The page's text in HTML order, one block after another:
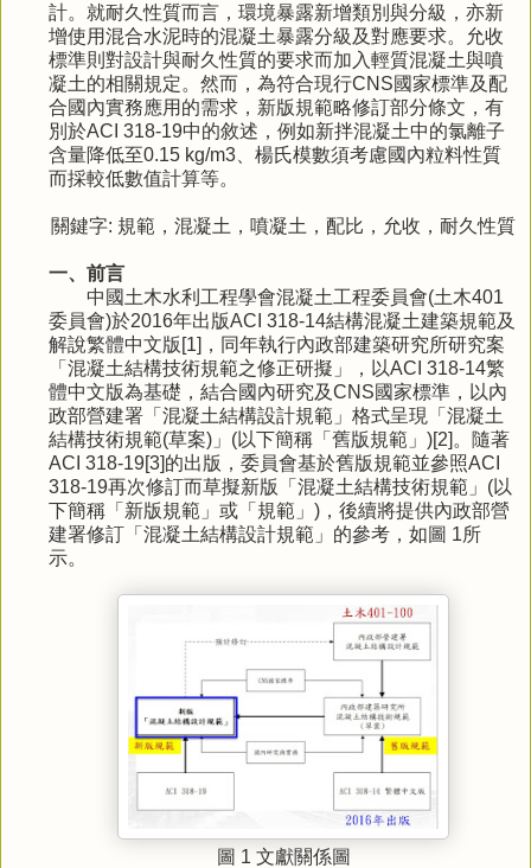
計。就耐久性質而言，環境暴露新增類別與分級，亦新
增使用混合水泥時的混凝土暴露分級及對應要求。允收
標準則對設計與耐久性質的要求而加入輕質混凝土與噴
凝土的相關規定。然而，為符合現行CNS國家標準及配
合國內實務應用的需求，新版規範略修訂部分條文，有
別於ACI 318-19中的敘述，例如新拌混凝土中的氯離子
含量降低至0.15 kg/m3、楊氏模數須考慮國內粒料性質
而採較低數值計算等。
關鍵字: 規範，混凝土，噴凝土，配比，允收，耐久性質
一、前言
中國土木水利工程學會混凝土工程委員會(土木401
委員會)於2016年出版ACI 318-14結構混凝土建築規範及
解說繁體中文版[1]，同年執行內政部建築研究所研究案
「混凝土結構技術規範之修正研擬」，以ACI 318-14繁
體中文版為基礎，結合國內研究及CNS國家標準，以內
政部營建署「混凝土結構設計規範」格式呈現「混凝土
結構技術規範(草案)」(以下簡稱「舊版規範」)[2]。隨著
ACI 318-19[3]的出版，委員會基於舊版規範並參照ACI
318-19再次修訂而草擬新版「混凝土結構技術規範」(以
下簡稱「新版規範」或「規範」)，後續將提供內政部營
建署修訂「混凝土結構設計規範」的參考，如圖 1所
示。
圖 1 文獻關係圖